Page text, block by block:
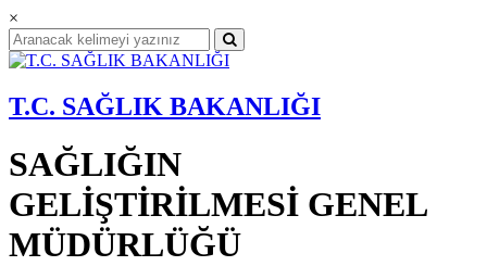
×
T.C. SAĞLIK BAKANLIĞI
SAĞLIĞIN
GELİŞTİRİLMESİ GENEL
MÜDÜRLÜĞÜ